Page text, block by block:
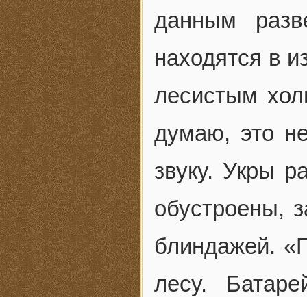
данным
находятся в
лесистым
думаю, это
звуку. Укры
обустроены,
блиндажей.
лесу.